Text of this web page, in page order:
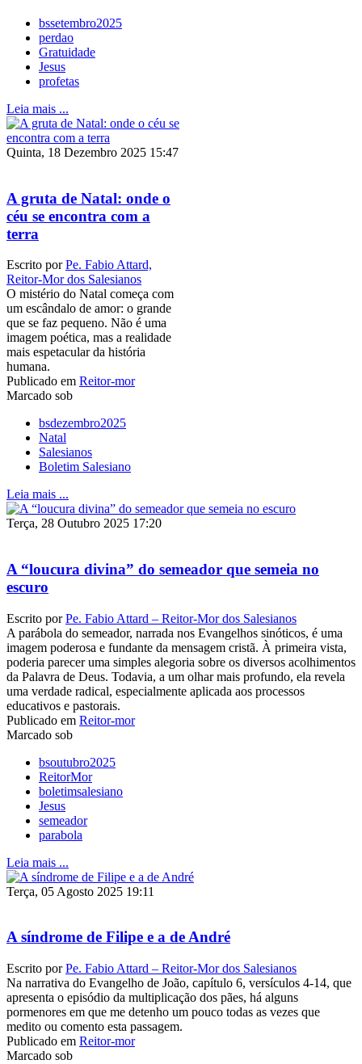
bssetembro2025
perdao
Gratuidade
Jesus
profetas
Leia mais ...
Quinta, 18 Dezembro 2025 15:47
A gruta de Natal: onde o
céu se encontra com a
terra
Escrito porPe. Fabio Attard,
Reitor-Mor dos Salesianos
O mistério do Natal começa com
um escândalo de amor: o grande
que se faz pequeno. Não é uma
imagem poética, mas a realidade
mais espetacular da história
humana.
Publicado em Reitor-mor
Marcado sob
bsdezembro2025
Natal
Salesianos
Boletim Salesiano
Leia mais ...
Terça, 28 Outubro 2025 17:20
A “loucura divina” do semeador que semeia no
escuro
Escrito porPe. Fabio Attard – Reitor-Mor dos Salesianos
A parábola do semeador, narrada nos Evangelhos sinóticos, é uma
imagem poderosa e fundante da mensagem cristã. À primeira vista,
poderia parecer uma simples alegoria sobre os diversos acolhimentos
da Palavra de Deus. Todavia, a um olhar mais profundo, ela revela
uma verdade radical, especialmente aplicada aos processos
educativos e pastorais.
Publicado em Reitor-mor
Marcado sob
bsoutubro2025
ReitorMor
boletimsalesiano
Jesus
semeador
parabola
Leia mais ...
Terça, 05 Agosto 2025 19:11
A síndrome de Filipe e a de André
Escrito porPe. Fabio Attard – Reitor-Mor dos Salesianos
Na narrativa do Evangelho de João, capítulo 6, versículos 4-14, que
apresenta o episódio da multiplicação dos pães, há alguns
pormenores em que me detenho um pouco todas as vezes que
medito ou comento esta passagem.
Publicado em Reitor-mor
Marcado sob